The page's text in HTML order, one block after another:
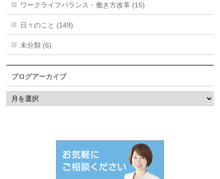
ワークライフバランス・働き方改革 (15)
日々のこと (149)
未分類 (6)
ブログアーカイブ
ブ
ロ
グ